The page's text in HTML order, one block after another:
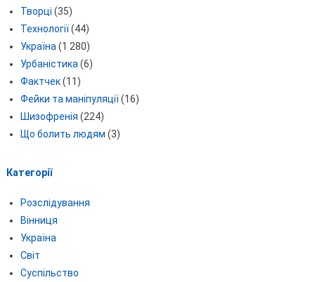
Творці (35)
Технології(44)
Україна (1 280)
Урбаністика (6)
Фактчек(11)
Фейки та маніпуляції(16)
Шизофренія (224)
Що болить людям (3)
Категорії
Розслідування
Вінниця
Україна
Світ
Суспільство